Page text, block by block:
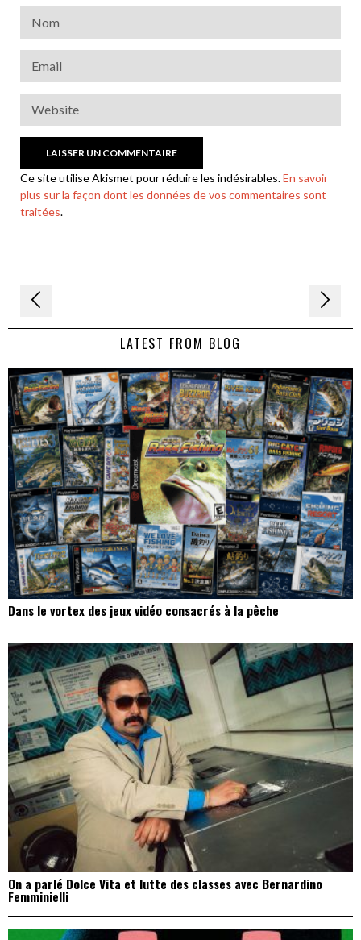
Ce site utilise Akismet pour réduire les indésirables.En savoir
plus sur la façon dont les données de vos commentaires sont
traitées.
Navigation
de LATEST FROM BLOG
Dans le vortex des jeux vidéo consacrés à la pêche
On a parlé Dolce Vita et lutte des classes avec Bernardino
Femminielli